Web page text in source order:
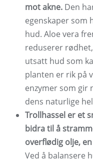
mot akne. Den
egenskaper som
hud. Aloe vera
reduserer
utsatt hud som
planten er rik på
enzymer som
dens naturlige
Trollhassel er et
bidra til å
overflødig olje,
Ved å balansere